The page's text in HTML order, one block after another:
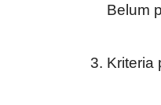
Belum
Kriteria